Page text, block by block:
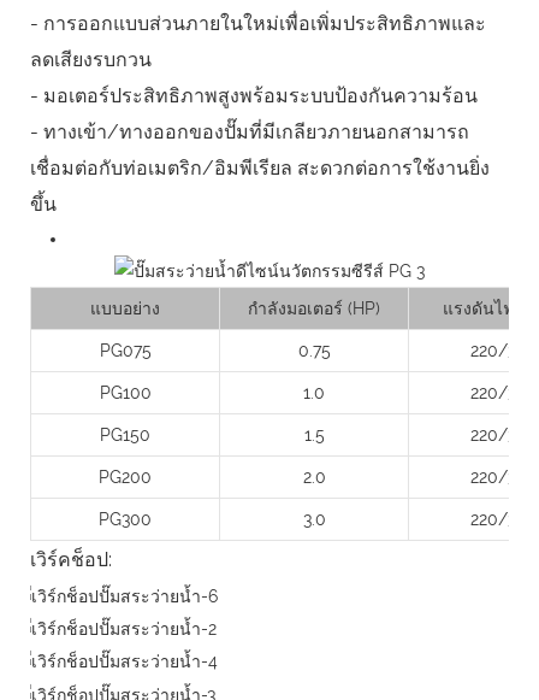
- การออกแบบส่วนภายในใหม่เพื่อเพิ่มประสิทธิภาพและ
ลดเสียงรบกวน
- มอเตอร์ประสิทธิภาพสูงพร้อมระบบป้องกันความร้อน
- ทางเข้า/ทางออกของปั๊มที่มีเกลียวภายนอกสามารถ
เชื่อมต่อกับท่อเมตริก/อิมพีเรียล สะดวกต่อการใช้งานยิ่ง
ขึ้น
แบบอย่าง กำลังมอเตอร์ (HP) แรงดันไฟฟ้า
PG075 0.75 220/380
PG100 1.0 220/380
PG150 1.5 220/380
PG200 2.0 220/380
PG300 3.0 220/380
เวิร์คช็อป: